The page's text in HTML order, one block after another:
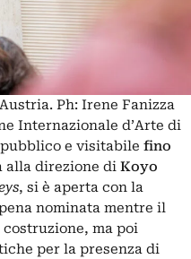
Ph: Irene Fanizza
Internazionale d’Arte di
e visitabile fino
alla direzione di Koyo
, si è aperta con la
nominata mentre il
ma poi
per la presenza di